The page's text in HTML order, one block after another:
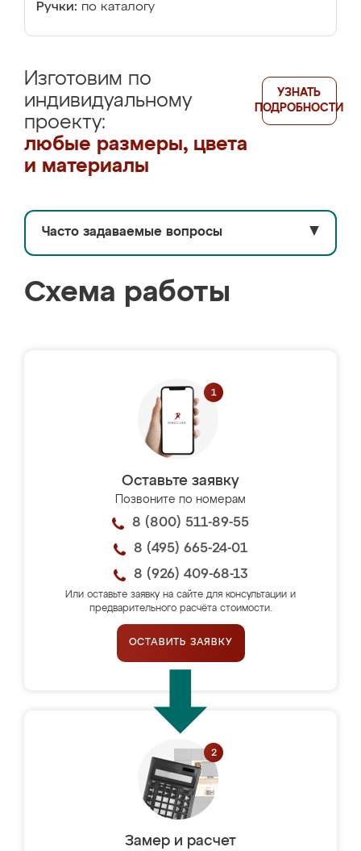
Ручки: по каталогу
Изготовим по
индивидуальному
проекту:
любые размеры, цвета
и материалы
УЗНАТЬ
ПОДРОБНОСТИ
Часто задаваемые вопросы ▼
Схема работы
Оставьте заявку
Позвоните по номерам
8 (800) 511-89-55
8 (495) 665-24-01
8 (926) 409-68-13
Или оставьте заявку на сайте для консультации и
предварительного расчёта стоимости.
ОСТАВИТЬ ЗАЯВКУ
Замер и расчет